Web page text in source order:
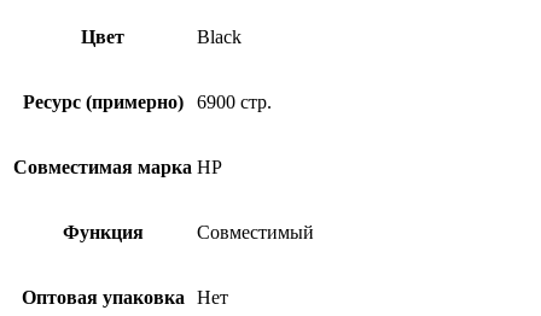
Цвет Black
Ресурс (примерно) 6900 стр.
Совместимая марка HP
Функция Совместимый
Оптовая упаковка Нет